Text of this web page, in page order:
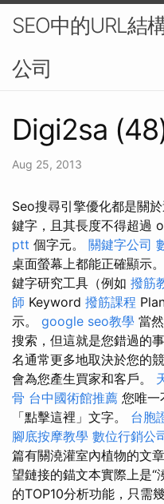
SEO中的URL結
公司
Digi2sa
Aug 25, 2013
Seo搜尋引擎優化都是關
鍵字，且其長度不得超過
ptt 個字元。 關鍵字公司
桌面螢幕上都能正確顯示。
鍵字研究工具（例如 撥筋
師 Keyword 撥筋課程
示。 google seo教學 當
搜索，但這就是您錯過的
名通常更多地取決於您的
會為您產生買家和客戶。
骨 台中國術館推薦 您唯一
「點擊這裡」文字。 台胞
腳底按摩教學 數位行銷公
篇有關澆灌室內植物的文
望鏈接的錨文本實際上是“
的TOP10分析功能，只需